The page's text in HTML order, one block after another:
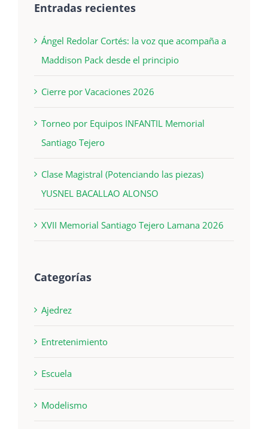
Entradas recientes
Ángel Redolar Cortés: la voz que acompaña a
Maddison Pack desde el principio
Cierre por Vacaciones 2026
Torneo por Equipos INFANTIL Memorial
Santiago Tejero
Clase Magistral (Potenciando las piezas)
YUSNEL BACALLAO ALONSO
XVII Memorial Santiago Tejero Lamana 2026
Categorías
Ajedrez
Entretenimiento
Escuela
Modelismo